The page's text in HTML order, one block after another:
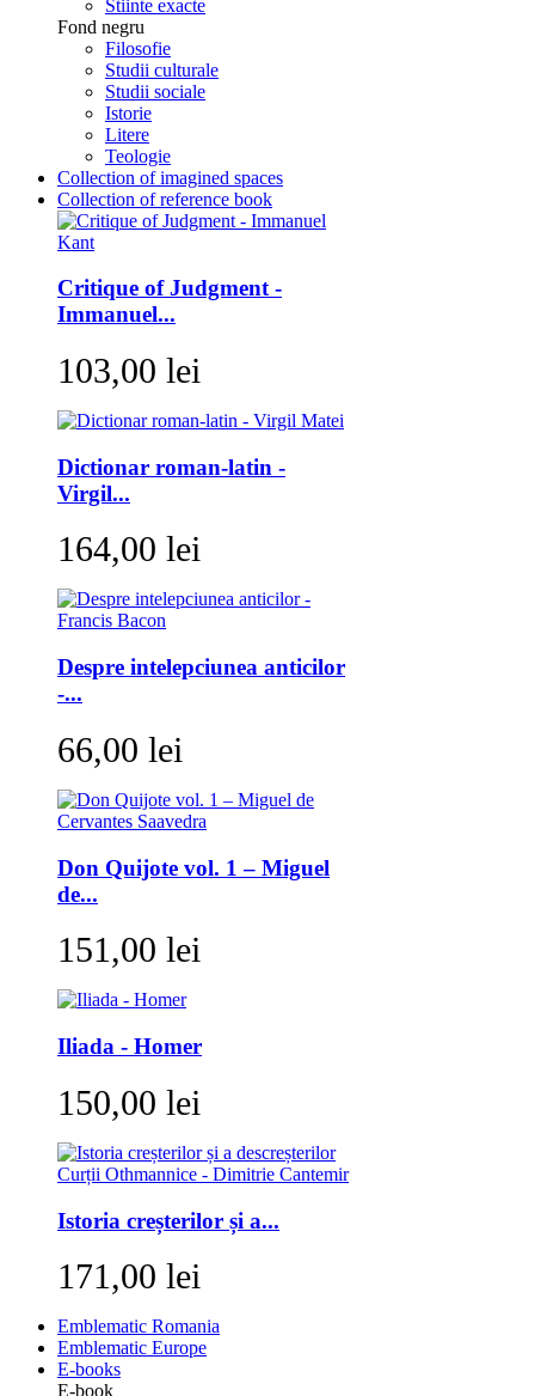
Stiinte exacte
Fond negru
Filosofie
Studii culturale
Studii sociale
Istorie
Litere
Teologie
Collection of imagined spaces
Collection of reference book
Critique of Judgment -
Immanuel...
103,00 lei
Dictionar roman-latin -
Virgil...
164,00 lei
Despre intelepciunea anticilor
-...
66,00 lei
Don Quijote vol. 1 – Miguel
de...
151,00 lei
Iliada - Homer
150,00 lei
Istoria creșterilor și a...
171,00 lei
Emblematic Romania
Emblematic Europe
E-books
E-book